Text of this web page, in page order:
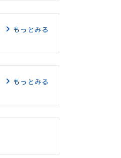
もっとみる
もっとみる